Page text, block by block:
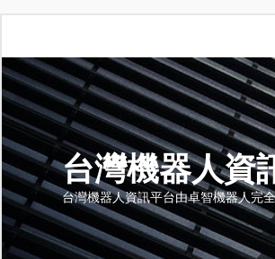
台灣機器人資
台灣機器人資訊平台由卓智機器人完